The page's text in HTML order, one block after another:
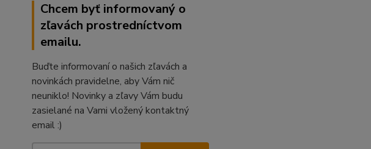
Chcem byť informovaný o
zľavách prostredníctvom
emailu.
Buďte informovaní o našich zľavách a
novinkách pravidelne, aby Vám nič
neuniklo! Novinky a zľavy Vám budu
zasielané na Vami vložený kontaktný
email :)